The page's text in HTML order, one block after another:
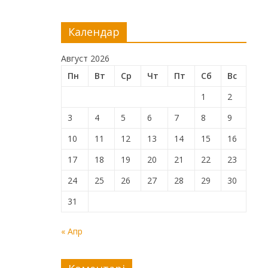
Календар
Август 2026
Пн
Вт Ср Чт Пт Сб
Вс
1
2
3
4 5 6 7 8
9
10
11 12 13 14 15
16
17
18 19 20 21 22
23
24
25 26 27 28 29
30
31
« Апр